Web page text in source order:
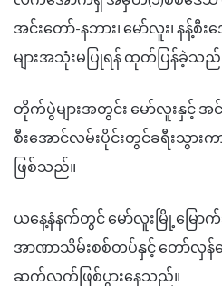
အင်းတော်-နဘား၊ မော်လူး၊ နန့်စီ
များအသုံးမပြုရန် ထုတ်ပြန်ခဲ့သည်
တိုက်ပွဲများအတွင်း မော်လူးနှင့် အင်
စီးအောင်လမ်းပိုင်းတွင်ခရီးသွားက
ဖြစ်သည်။
ယနေ့နံနက်တွင် မော်လူးမြို့မြေ
အာဏာသိမ်းစစ်တပ်နှင့် တော်လှန်ရ
ဆက်လက်ဖြစ်ပွားနေသည်။